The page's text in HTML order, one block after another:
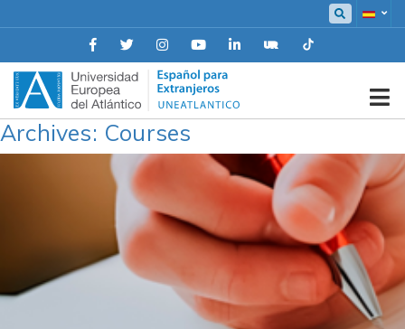
to
ELE Uneatlantico
Archives: Courses